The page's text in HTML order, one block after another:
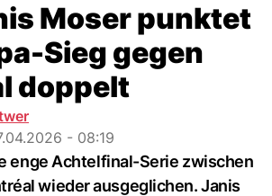
Moser punktet
Sieg gegen
doppelt
- 08:19
enge Achtelfinal-Serie zwischen
wieder ausgeglichen. Janis